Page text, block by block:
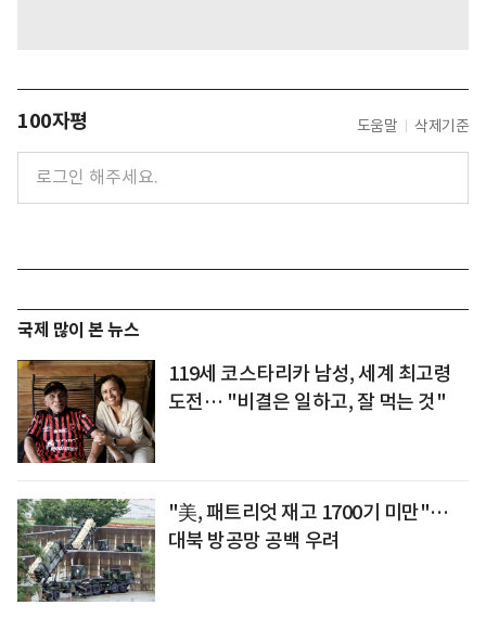
100자평 도움말 삭제기준
국제 많이 본 뉴스
119세 코스타리카 남성, 세계 최고령
도전… "비결은 일하고, 잘 먹는 것"
"美, 패트리엇 재고 1700기 미만"…
대북 방공망 공백 우려